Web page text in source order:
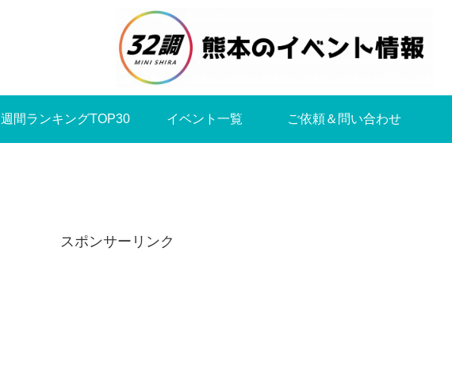
週間ランキングTOP30 イベント一覧 ご依頼＆問い合わせ
スポンサーリンク